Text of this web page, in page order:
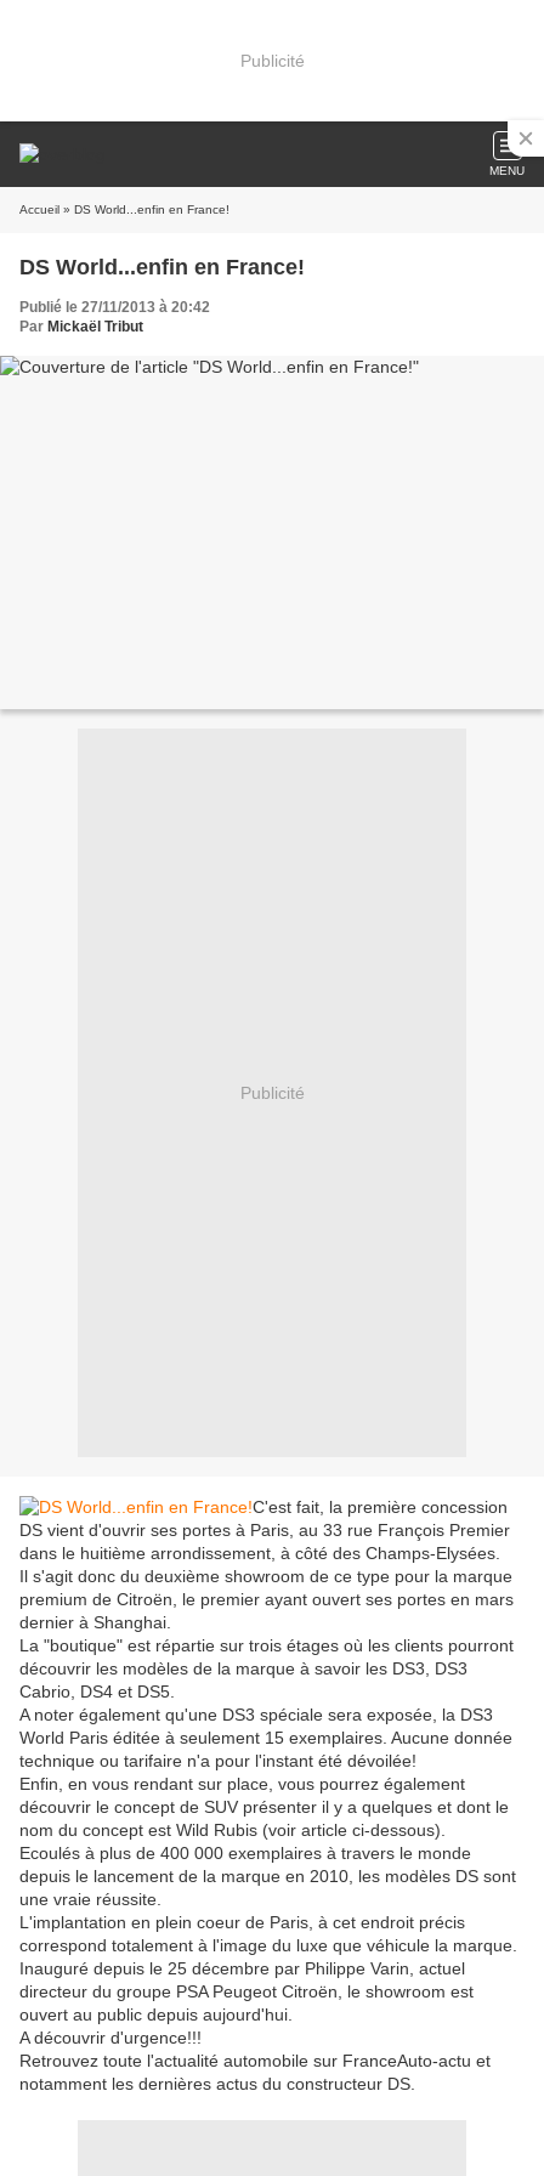
Publicité
MENU
Accueil » DS World...enfin en France!
DS World...enfin en France!
Publié le 27/11/2013 à 20:42
Par Mickaël Tribut
Publicité
C'est fait, la première concession
DS vient d'ouvrir ses portes à Paris, au 33 rue François Premier
dans le huitième arrondissement, à côté des Champs-Elysées.
Il s'agit donc du deuxième showroom de ce type pour la marque
premium de Citroën, le premier ayant ouvert ses portes en mars
dernier à Shanghai.
La "boutique" est répartie sur trois étages où les clients pourront
découvrir les modèles de la marque à savoir les DS3, DS3
Cabrio, DS4 et DS5.
A noter également qu'une DS3 spéciale sera exposée, la DS3
World Paris éditée à seulement 15 exemplaires. Aucune donnée
technique ou tarifaire n'a pour l'instant été dévoilée!
Enfin, en vous rendant sur place, vous pourrez également
découvrir le concept de SUV présenter il y a quelques et dont le
nom du concept est Wild Rubis (voir article ci-dessous).
Ecoulés à plus de 400 000 exemplaires à travers le monde
depuis le lancement de la marque en 2010, les modèles DS sont
une vraie réussite.
L'implantation en plein coeur de Paris, à cet endroit précis
correspond totalement à l'image du luxe que véhicule la marque.
Inauguré depuis le 25 décembre par Philippe Varin, actuel
directeur du groupe PSA Peugeot Citroën, le showroom est
ouvert au public depuis aujourd'hui.
A découvrir d'urgence!!!
Retrouvez toute l'actualité automobile sur FranceAuto-actu et
notamment les dernières actus du constructeur DS.